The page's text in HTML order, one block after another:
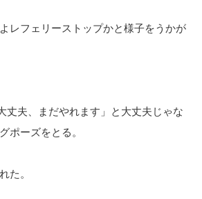
レフェリーストップかと様子をうかが
丈夫、まだやれます」と大丈夫じゃな
ポーズをとる。
た。